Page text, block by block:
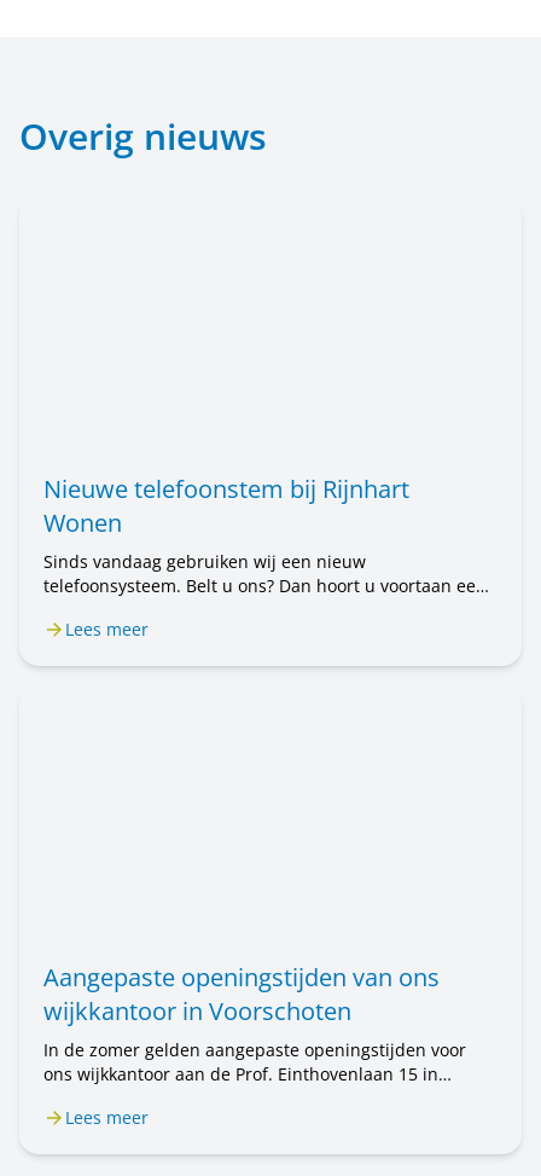
Overig nieuws
Nieuwe telefoonstem bij Rijnhart
Wonen
Sinds vandaag gebruiken wij een nieuw
telefoonsysteem. Belt u ons? Dan hoort u voortaan een
nog steeds met Rijnhart Wonen. Alleen de stem is
Lees meer
Aangepaste openingstijden van ons
wijkkantoor in Voorschoten
In de zomer gelden aangepaste openingstijden voor
ons wijkkantoor aan de Prof. Einthovenlaan 15 in
wijkkantoor alleen op afspraak geopend. Wilt u een
Lees meer